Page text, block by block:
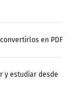
en PDF
y estudiar desde